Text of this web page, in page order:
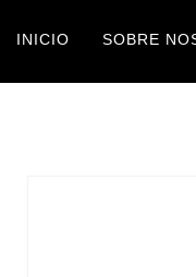
INICIO SOBRE